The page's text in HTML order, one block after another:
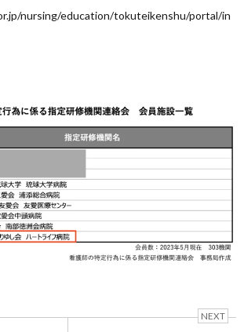
nursing/education/tokuteikenshu/portal/in
NEXT